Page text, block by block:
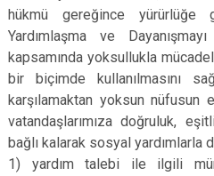
hükmü gereğince yürürlüğe
Yardımlaşma ve
kapsamında yoksullukla
bir biçimde kullanılmasını
karşılamaktan yoksun
vatandaşlarımıza doğruluk,
bağlı kalarak sosyal yardımlarla
1) yardım talebi ile ilgili